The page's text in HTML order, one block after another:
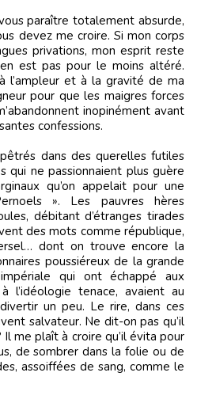
paraître totalement absurde,
devez me croire. Si mon corps
privations, mon esprit reste
est pas pour le moins altéré.
l’ampleur et à la gravité de ma
pour que les maigres forces
inopinément avant
confessions.
dans des querelles futiles
qui ne passionnaient plus guère
qu’on appelait pour une
». Les pauvres hères
débitant d’étranges tirades
des mots comme république,
dont on trouve encore la
poussiéreux de la grande
qui ont échappé aux
l’idéologie tenace, avaient au
un peu. Le rire, dans ces
salvateur. Ne dit-on pas qu’il
me plaît à croire qu’il évita pour
de sombrer dans la folie ou de
assoiffées de sang, comme le